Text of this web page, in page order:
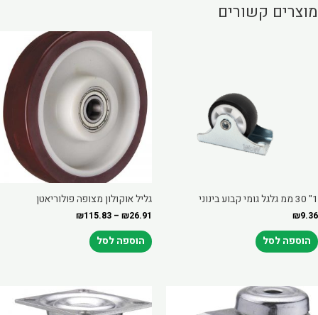
מוצרים קשורים
1" 30 ממ גלגל גומי קבוע בינוני
₪9.36
הוספה לסל
גליל אוקולון מצופה פולוריאטן
₪26.91
–
₪115.83
Price
range:
₪26.91
through
₪115.83
הוספה לסל
יש
מספר
סוגים.
ניתן
לבחור
האפשרויות
בעמוד
המוצר